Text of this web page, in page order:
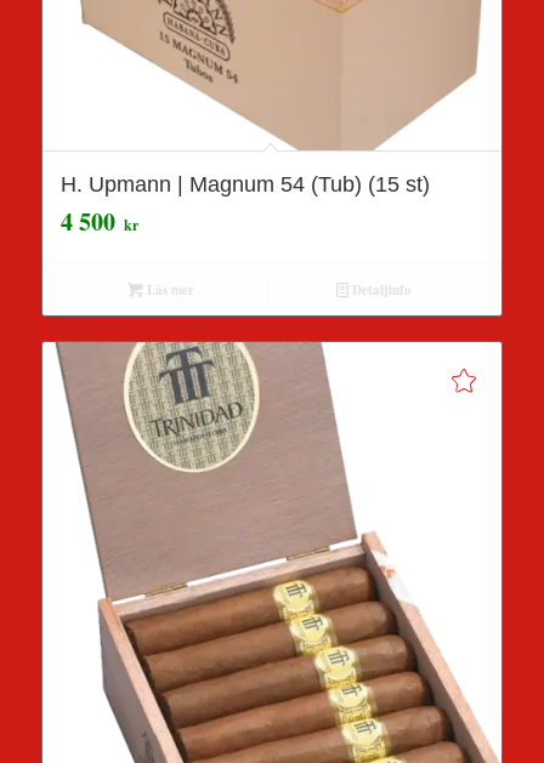
H. Upmann | Magnum 54 (Tub) (15 st)
4 500 kr
Läs mer Detaljinfo